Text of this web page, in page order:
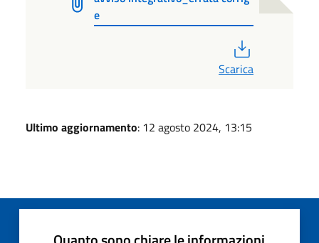
e
Scarica
Ultimo aggiornamento: 12 agosto 2024, 13:15